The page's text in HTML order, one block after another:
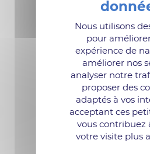
Nous utilisons
pour
expérience de
améliorer nos
analyser notre
proposer des
adaptés à vos
acceptant ces
vous contribuez
votre visite plus